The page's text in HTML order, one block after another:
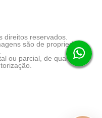
direitos reservados.
são de propriedade
ou parcial, de qualquer